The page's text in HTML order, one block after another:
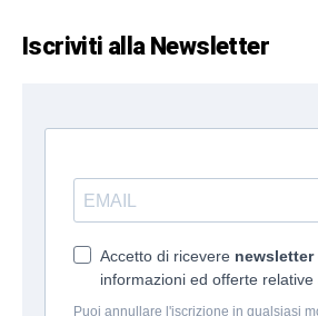
Iscriviti alla Newsletter